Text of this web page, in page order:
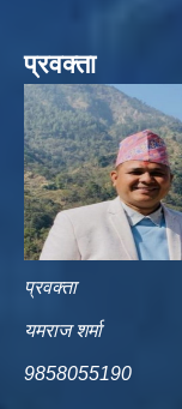
प्रवक्ता
प्रवक्ता
यमराज शर्मा
9858055190